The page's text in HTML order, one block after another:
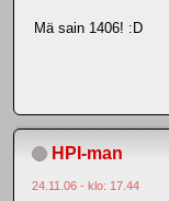
Mä sain 1406! :D
HPI-man
24.11.06 - klo: 17.44